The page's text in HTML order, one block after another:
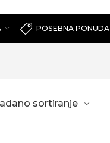
POSEBNA PONUDA
sortiranje